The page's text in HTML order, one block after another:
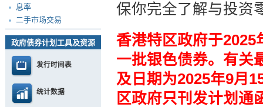
息率
二手市场交易
政府债券计划工具及资源
发行时间表
统计数据
保你完全了解与投资
香港特区政府于2025
一批银色债券。有关
及日期为2025年9月
区政府只刊发计划通